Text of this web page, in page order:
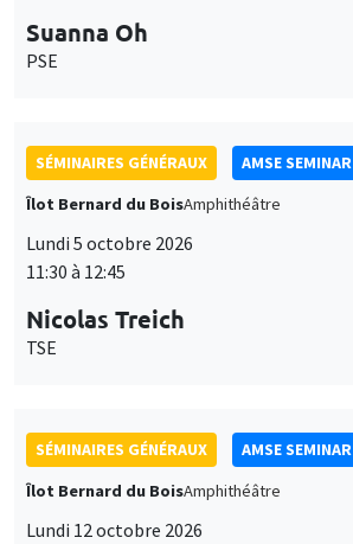
Suanna Oh
PSE
SÉMINAIRES GÉNÉRAUX
AMSE SEMINAR
Îlot Bernard du BoisAmphithéâtre
Lundi 5 octobre 2026
11:30 à 12:45
Nicolas Treich
TSE
SÉMINAIRES GÉNÉRAUX
AMSE SEMINAR
Îlot Bernard du BoisAmphithéâtre
Lundi 12 octobre 2026